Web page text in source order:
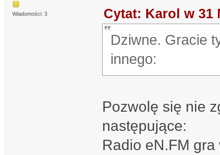
Wiadomości: 3 Cytat: Karol w 31
Dziwne. Gracie
innego:
Pozwolę się nie
następujące:
Radio eN.FM